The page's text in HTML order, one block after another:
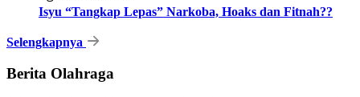
Isyu “Tangkap Lepas” Narkoba, Hoaks dan Fitnah??
Selengkapnya
Berita Olahraga